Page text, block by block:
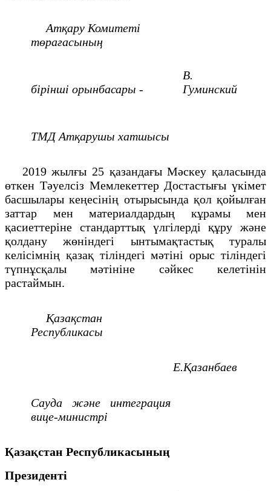
Атқару Комитеті
төрағасының
бірінші орынбасары -
ТМД Атқарушы хатшысы
В.
Гуминский
2019 жылғы 25 қазандағы Мәскеу қаласында
өткен Тәуелсіз Мемлекеттер Достастығы үкімет
басшылары кеңесінің отырысында қол қойылған
заттар мен материалдардың кұрамы мен
қасиеттеріне стандарттық үлгілерді құру және
қолдану жөніндегі ынтымақтастық туралы
келісімнің қазақ тіліндегі мәтіні орыс тіліндегі
түпнұсқалы мәтініне сәйкес келетінін
растаймын.
Қазақстан
Республикасы
Сауда және интеграция
вице-министрі
Е.Қазанбаев
Қазақстан Республикасының
Президенті